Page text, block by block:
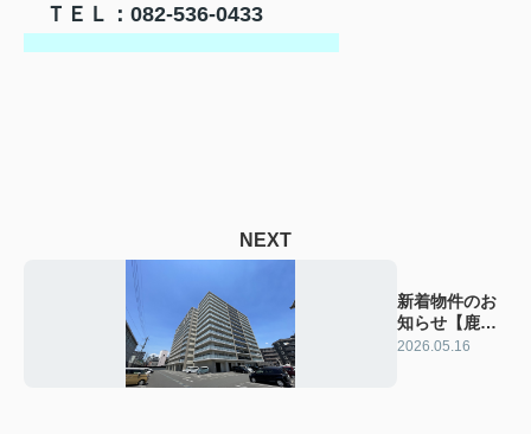
ＴＥＬ：082-536-0433
NEXT
新着物件のお
知らせ【鹿児
島市：マンシ
2026.05.16